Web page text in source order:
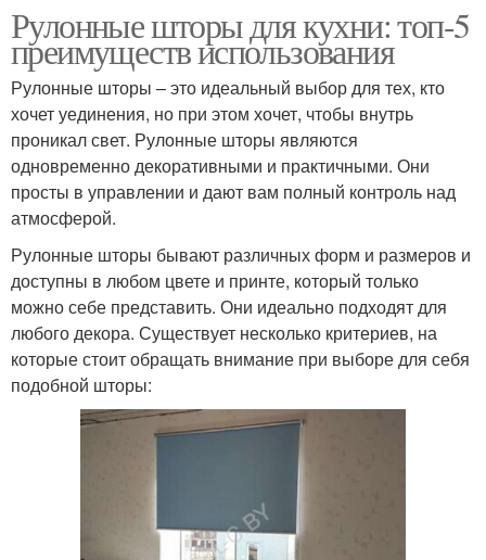
Рулонные шторы для кухни: топ-5
преимуществ использования
Рулонные шторы – это идеальный выбор для тех, кто
хочет уединения, но при этом хочет, чтобы внутрь
проникал свет. Рулонные шторы являются
одновременно декоративными и практичными. Они
просты в управлении и дают вам полный контроль над
атмосферой.
Рулонные шторы бывают различных форм и размеров и
доступны в любом цвете и принте, который только
можно себе представить. Они идеально подходят для
любого декора. Существует несколько критериев, на
которые стоит обращать внимание при выборе для себя
подобной шторы: